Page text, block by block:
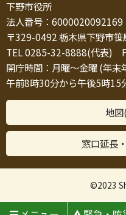
下野市役所
法人番号：6000020092169
〒329-0492 栃木県下野市
TEL 0285-32-8888(代表)
開庁時間：月曜～金曜 (年末
午前8時30分から午後5時15
地
窓口延長
©2023